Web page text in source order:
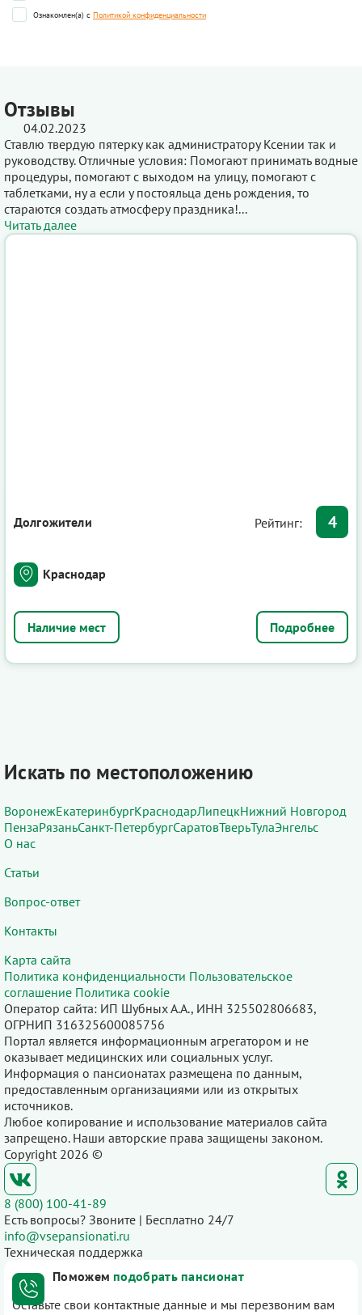
Ознакомлен(а) с Политикой конфиденциальности
Отзывы
04.02.2023
Ставлю твердую пятерку как администратору Ксении так и
руководству. Отличные условия: Помогают принимать водные
процедуры, помогают с выходом на улицу, помогают с
таблетками, ну а если у постояльца день рождения, то
стараются создать атмосферу праздника!...
Читать далее
Долгожители Рейтинг: 4
Краснодар
Подробнее
Искать по местоположению
ВоронежЕкатеринбургКраснодарЛипецкНижний Новгород
ПензаРязаньСанкт-ПетербургСаратовТверьТулаЭнгельс
О нас
Статьи
Вопрос-ответ
Контакты
Карта сайта
Политика конфиденциальности Пользовательское
соглашение Политика cookie
Оператор сайта: ИП Шубных А.А., ИНН 325502806683,
ОГРНИП 316325600085756
Портал является информационным агрегатором и не
оказывает медицинских или социальных услуг.
Информация о пансионатах размещена по данным,
предоставленным организациями или из открытых
источников.
Любое копирование и использование материалов сайта
запрещено. Наши авторские права защищены законом.
Copyright 2026 ©
8 (800) 100-41-89
Есть вопросы? Звоните | Бесплатно 24/7
info@vsepansionati.ru
Техническая поддержка
Поможем подобрать пансионат
Оставьте свои контактные данные и мы перезвоним вам